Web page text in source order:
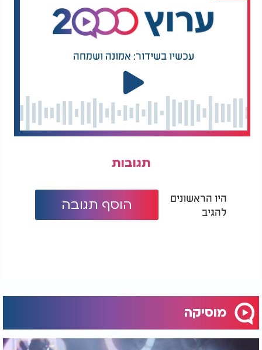
עכשיו בשידור: אמונה ושמחה
תגובות
היו הראשונים
להגיב
הוסף תגובה
מוסיקה